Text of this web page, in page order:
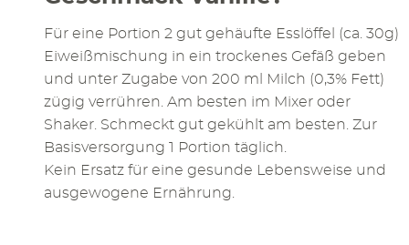
Für eine Portion 2 gut gehäufte Esslöffel (ca. 30g)
Eiweißmischung in ein trockenes Gefäß geben
und unter Zugabe von 200 ml Milch (0,3% Fett)
zügig verrühren. Am besten im Mixer oder
Shaker. Schmeckt gut gekühlt am besten. Zur
Basisversorgung 1 Portion täglich.
Kein Ersatz für eine gesunde Lebensweise und
ausgewogene Ernährung.